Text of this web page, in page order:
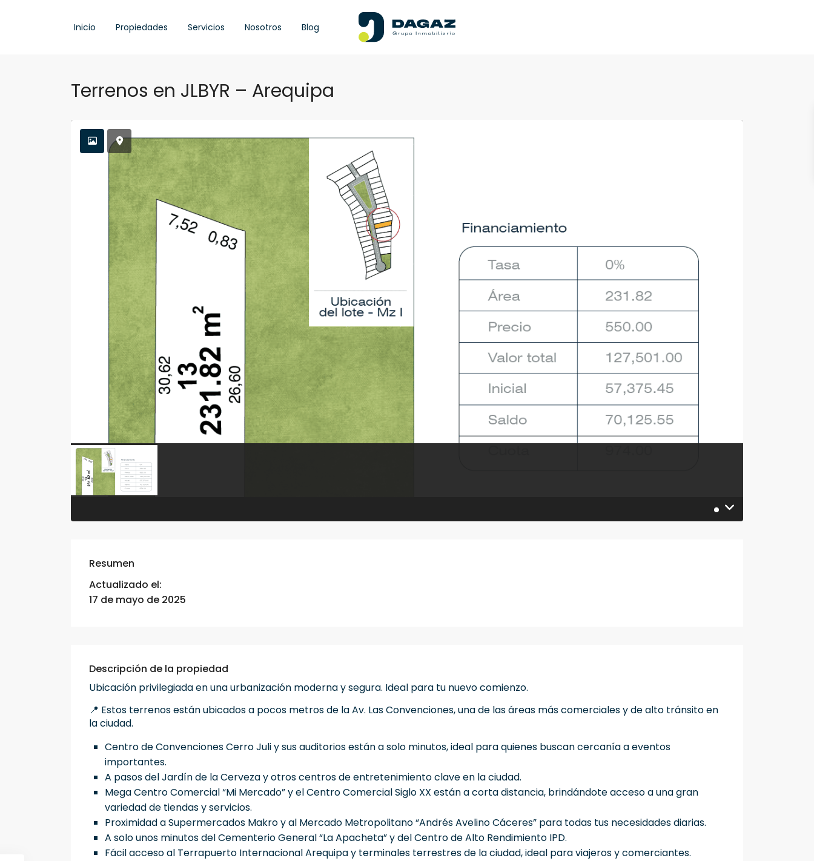
Inicio Propiedades Servicios Nosotros Blog
Terrenos en JLBYR – Arequipa
Resumen
Actualizado el:
17 de mayo de 2025
Descripción de la propiedad
Ubicación privilegiada en una urbanización moderna y segura. Ideal para tu nuevo comienzo.
📍 Estos terrenos están ubicados a pocos metros de la Av. Las Convenciones, una de las áreas más comerciales y de alto tránsito en
la ciudad.
Centro de Convenciones Cerro Juli y sus auditorios están a solo minutos, ideal para quienes buscan cercanía a eventos
importantes.
A pasos del Jardín de la Cerveza y otros centros de entretenimiento clave en la ciudad.
Mega Centro Comercial “Mi Mercado” y el Centro Comercial Siglo XX están a corta distancia, brindándote acceso a una gran
variedad de tiendas y servicios.
Proximidad a Supermercados Makro y al Mercado Metropolitano “Andrés Avelino Cáceres” para todas tus necesidades diarias.
A solo unos minutos del Cementerio General “La Apacheta” y del Centro de Alto Rendimiento IPD.
Fácil acceso al Terrapuerto Internacional Arequipa y terminales terrestres de la ciudad, ideal para viajeros y comerciantes.